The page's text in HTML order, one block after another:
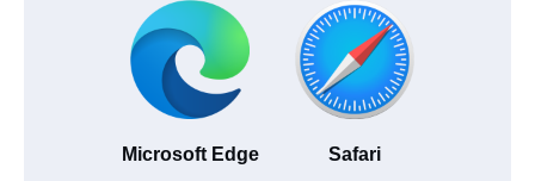
Microsoft Edge Safari